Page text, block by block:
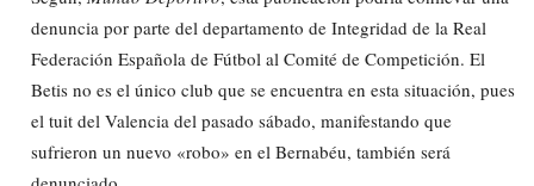
denuncia por parte del departamento de Integridad de la Real
Federación Española de Fútbol al Comité de Competición. El
Betis no es el único club que se encuentra en esta situación, pues
el tuit del Valencia del pasado sábado, manifestando que
sufrieron un nuevo «robo» en el Bernabéu, también será